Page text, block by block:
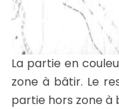
La partie en
zone à bâtir. Le
partie hors zone à